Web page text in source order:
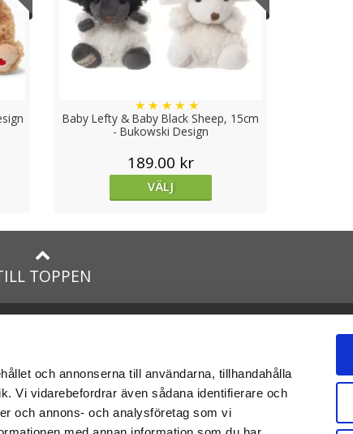
och annonserna till användarna, tillhandahålla
Vi vidarebefordrar även sådana identifierare och
och annons- och analysföretag som vi
Baby Lefty & Baby Black Sheep, 15cm
- Bukowski Design
★ ★ ★ ★ ★
189.00 kr
VÄLJ
TOPPEN
E-mail: